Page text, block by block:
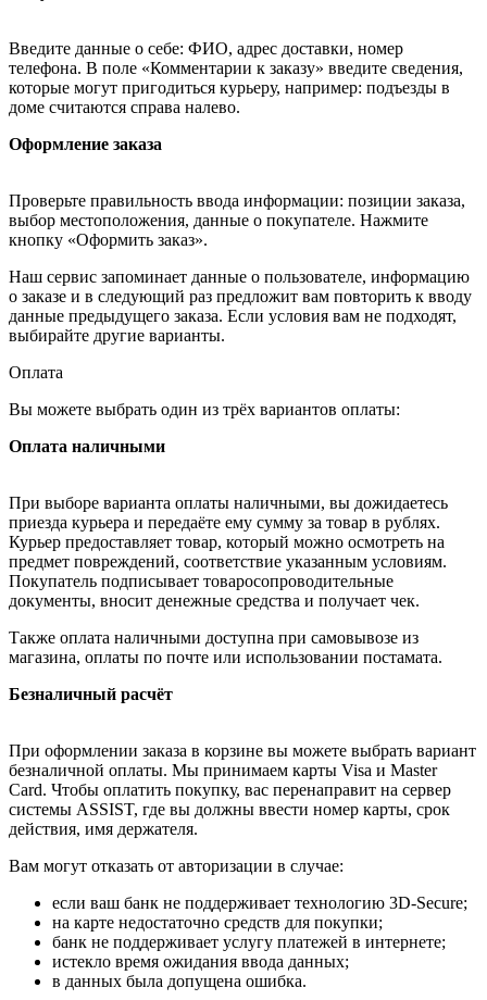
Введите данные о себе: ФИО, адрес доставки, номер
телефона. В поле «Комментарии к заказу» введите сведения,
которые могут пригодиться курьеру, например: подъезды в
доме считаются справа налево.
Оформление заказа
Проверьте правильность ввода информации: позиции заказа,
выбор местоположения, данные о покупателе. Нажмите
кнопку «Оформить заказ».
Наш сервис запоминает данные о пользователе, информацию
о заказе и в следующий раз предложит вам повторить к вводу
данные предыдущего заказа. Если условия вам не подходят,
выбирайте другие варианты.
Оплата
Вы можете выбрать один из трёх вариантов оплаты:
Оплата наличными
При выборе варианта оплаты наличными, вы дожидаетесь
приезда курьера и передаёте ему сумму за товар в рублях.
Курьер предоставляет товар, который можно осмотреть на
предмет повреждений, соответствие указанным условиям.
Покупатель подписывает товаросопроводительные
документы, вносит денежные средства и получает чек.
Также оплата наличными доступна при самовывозе из
магазина, оплаты по почте или использовании постамата.
Безналичный расчёт
При оформлении заказа в корзине вы можете выбрать вариант
безналичной оплаты. Мы принимаем карты Visa и Master
Card. Чтобы оплатить покупку, вас перенаправит на сервер
системы ASSIST, где вы должны ввести номер карты, срок
действия, имя держателя.
Вам могут отказать от авторизации в случае:
если ваш банк не поддерживает технологию 3D-Secure;
на карте недостаточно средств для покупки;
банк не поддерживает услугу платежей в интернете;
истекло время ожидания ввода данных;
в данных была допущена ошибка.